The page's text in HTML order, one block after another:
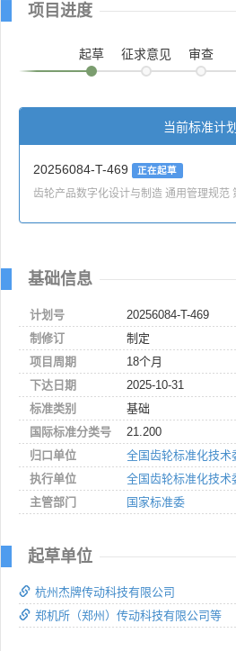
项目进度
起草 征求意见 审查
当前标准计
20256084-T-469 正在起草
齿轮产品数字化设计与制造 通用管理规范
基础信息
计划号
20256084-T-469
制修订
制定
项目周期
18个月
下达日期
2025-10-31
标准类别
基础
国际标准分类号
21.200
归口单位
全国齿轮标准化技术
执行单位
全国齿轮标准化技术
主管部门
国家标准委
起草单位
杭州杰牌传动科技有限公司
郑机所（郑州）传动科技有限公司等